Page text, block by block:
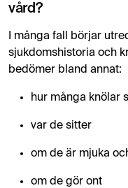
vård?
I många fall börjar
sjukdomshistoria och
bedömer bland annat:
hur många knölar
var de sitter
om de är mjuka
om de gör ont